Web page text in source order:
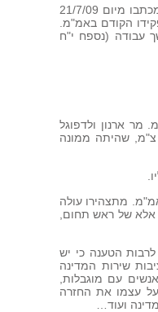
24. בו ביום הודיעה סגן ראש אגף משאבי אנוש לתובע כי בנסיבות שנוצרו, ובמיוחד לאחר מכתבו מיום 21/7/09
הקודם באמ"מ.
להמשך עבודה (נספח י"ח
מר ארנון ולדפוגל
צ"מ, שהיתה ממונה
מתצהירו עולה
אלא של ראש תחום,
לרבות הטענה כי יש
שירות המדינה
עם מוגבלות,
על עצמו את החזרה
ועוד…